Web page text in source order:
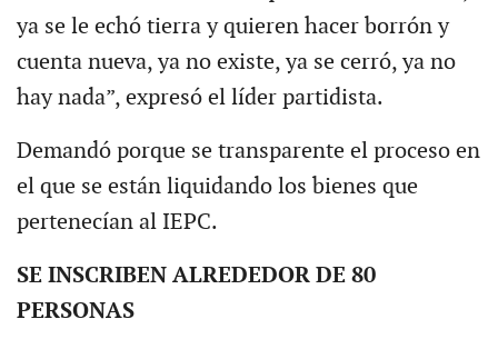
ya se le echó tierra y quieren hacer borrón y
cuenta nueva, ya no existe, ya se cerró, ya no
hay nada”, expresó el líder partidista.
Demandó porque se transparente el proceso en
el que se están liquidando los bienes que
pertenecían al IEPC.
SE INSCRIBEN ALREDEDOR DE 80
PERSONAS